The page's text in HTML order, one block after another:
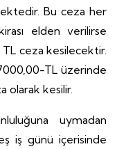
Bu ceza her
elden verilirse
TL ceza kesilecektir.
TL üzerinde
olarak kesilir.
uymadan
iş günü içerisinde